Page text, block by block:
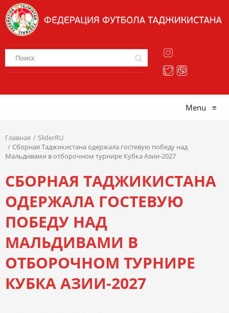
Menu ≡
Главная
SliderRU
Сборная Таджикистана одержала гостевую победу над
Мальдивами в отборочном турнире Кубка Азии-2027
СБОРНАЯ ТАДЖИКИСТАНА
ОДЕРЖАЛА ГОСТЕВУЮ
ПОБЕДУ НАД
МАЛЬДИВАМИ В
ОТБОРОЧНОМ ТУРНИРЕ
КУБКА АЗИИ-2027